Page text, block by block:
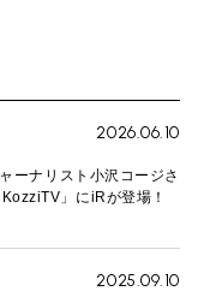
2026.06.10
ーナリスト小沢コージさ
」にiRが登場！
2025.09.10